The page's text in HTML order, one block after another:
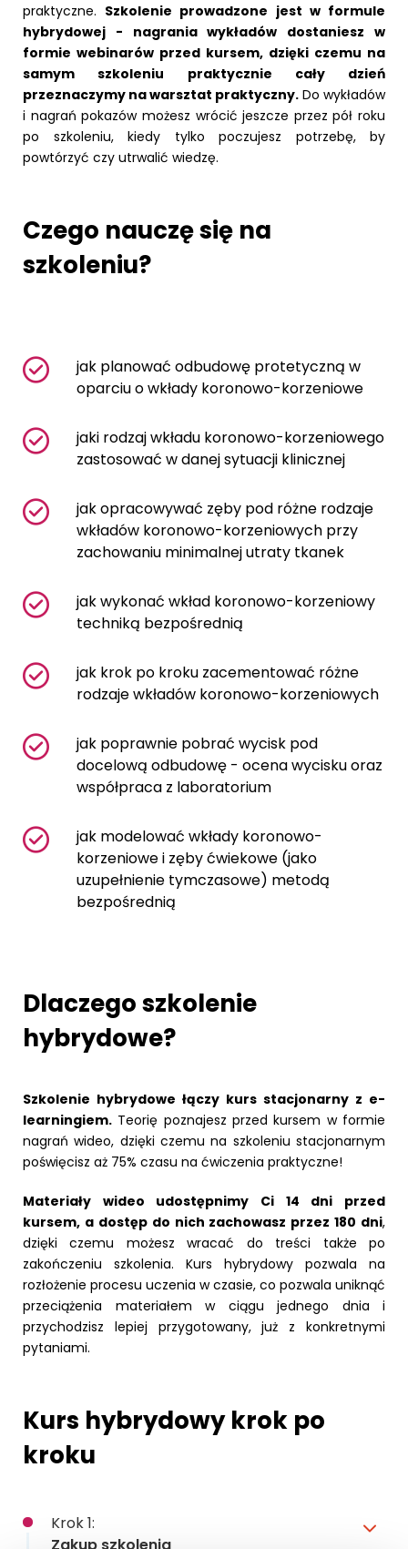
praktyczne. Szkolenie prowadzone jest w formule
hybrydowej - nagrania wykładów dostaniesz w
formie webinarów przed kursem, dzięki czemu na
samym szkoleniu praktycznie cały dzień
przeznaczymy na warsztat praktyczny. Do wykładów
i nagrań pokazów możesz wrócić jeszcze przez pół roku
po szkoleniu, kiedy tylko poczujesz potrzebę, by
powtórzyć czy utrwalić wiedzę.
Czego nauczę się na
szkoleniu?
jak planować odbudowę protetyczną w
oparciu o wkłady koronowo-korzeniowe
jaki rodzaj wkładu koronowo-korzeniowego
zastosować w danej sytuacji klinicznej
jak opracowywać zęby pod różne rodzaje
wkładów koronowo-korzeniowych przy
zachowaniu minimalnej utraty tkanek
jak wykonać wkład koronowo-korzeniowy
techniką bezpośrednią
jak krok po kroku zacementować różne
rodzaje wkładów koronowo-korzeniowych
jak poprawnie pobrać wycisk pod
docelową odbudowę - ocena wycisku oraz
współpraca z laboratorium
jak modelować wkłady koronowo-
korzeniowe i zęby ćwiekowe (jako
uzupełnienie tymczasowe) metodą
bezpośrednią
Dlaczego szkolenie
hybrydowe?
Szkolenie hybrydowe łączy kurs stacjonarny z e-
learningiem. Teorię poznajesz przed kursem w formie
nagrań wideo, dzięki czemu na szkoleniu stacjonarnym
poświęcisz aż 75% czasu na ćwiczenia praktyczne!
Materiały wideo udostępnimy Ci 14 dni przed
kursem, a dostęp do nich zachowasz przez 180 dni,
dzięki czemu możesz wracać do treści także po
zakończeniu szkolenia. Kurs hybrydowy pozwala na
rozłożenie procesu uczenia w czasie, co pozwala uniknąć
przeciążenia materiałem w ciągu jednego dnia i
przychodzisz lepiej przygotowany, już z konkretnymi
pytaniami.
Kurs hybrydowy krok po
kroku
Krok 1:
Zakup szkolenia